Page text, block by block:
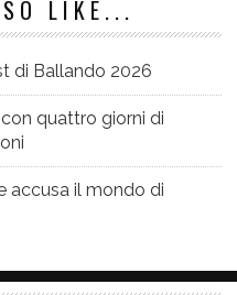
LIKE...
di Ballando 2026
quattro giorni di
accusa il mondo di